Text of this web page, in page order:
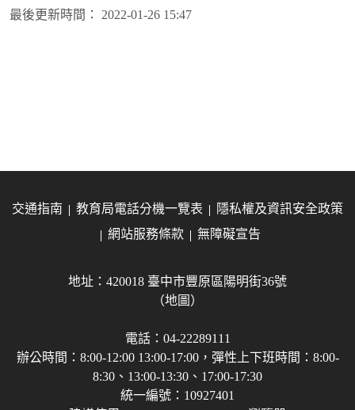
最後更新時間： 2022-01-26 15:47
交通指南 教育局電話分機一覽表
隱私權及資訊安全政策
網站服務條款
無障礙宣告
地址：420018 臺中市豐原區陽明街36號
（地圖）
電話：04-22289111
辦公時間：8:00-12:00 13:00-17:00，彈性上下班時間：8:00-
8:30、13:00-13:30、17:00-17:30
統一編號：10927401